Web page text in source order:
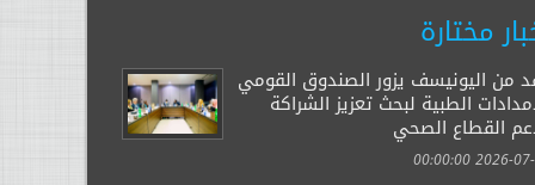
مختارة
من اليونيسف يزور الصندوق القومي
الطبية لبحث تعزيز الشراكة
القطاع الصحي
2026-07-29